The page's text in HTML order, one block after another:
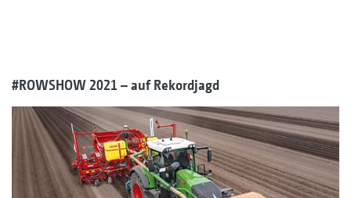
#ROWSHOW 2021 – auf Rekordjagd